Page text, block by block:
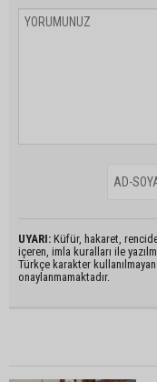
UYARI: Küfür, hakaret,
içeren, imla kuralları ile
Türkçe karakter
onaylanmamaktadır.